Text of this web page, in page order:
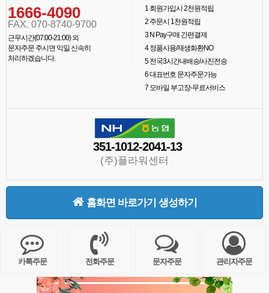
1666-4090
FAX. 070-8740-9700
근무시간(07:00-21:00) 외
문자주문 주시면 익일 신속히
처리하겠습니다.
1회원가입시 2천원적립
2주문시 1천원적립
3N Pay구매 간편결제
4정품사용/재생화환NO
5전국3시간내배송/사진전송
6대표번호 문자주문가능
7모바일 부고장-무료서비스
351-1012-2041-13
(주)플라워센터
홈화면 바로가기 생성하기
카톡주문 전화주문 문자주문 관리자주문